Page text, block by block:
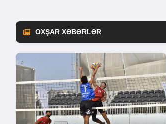
OXŞAR XƏBƏRLƏR